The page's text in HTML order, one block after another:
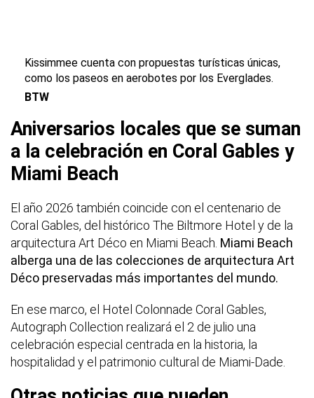
Kissimmee cuenta con propuestas turísticas únicas,
como los paseos en aerobotes por los Everglades.
BTW
Aniversarios locales que se suman
a la celebración en Coral Gables y
Miami Beach
El año 2026 también coincide con el centenario de
Coral Gables, del histórico The Biltmore Hotel y de la
arquitectura Art Déco en Miami Beach. Miami Beach
alberga una de las colecciones de arquitectura Art
Déco preservadas más importantes del mundo.
En ese marco, el Hotel Colonnade Coral Gables,
Autograph Collection realizará el 2 de julio una
celebración especial centrada en la historia, la
hospitalidad y el patrimonio cultural de Miami-Dade.